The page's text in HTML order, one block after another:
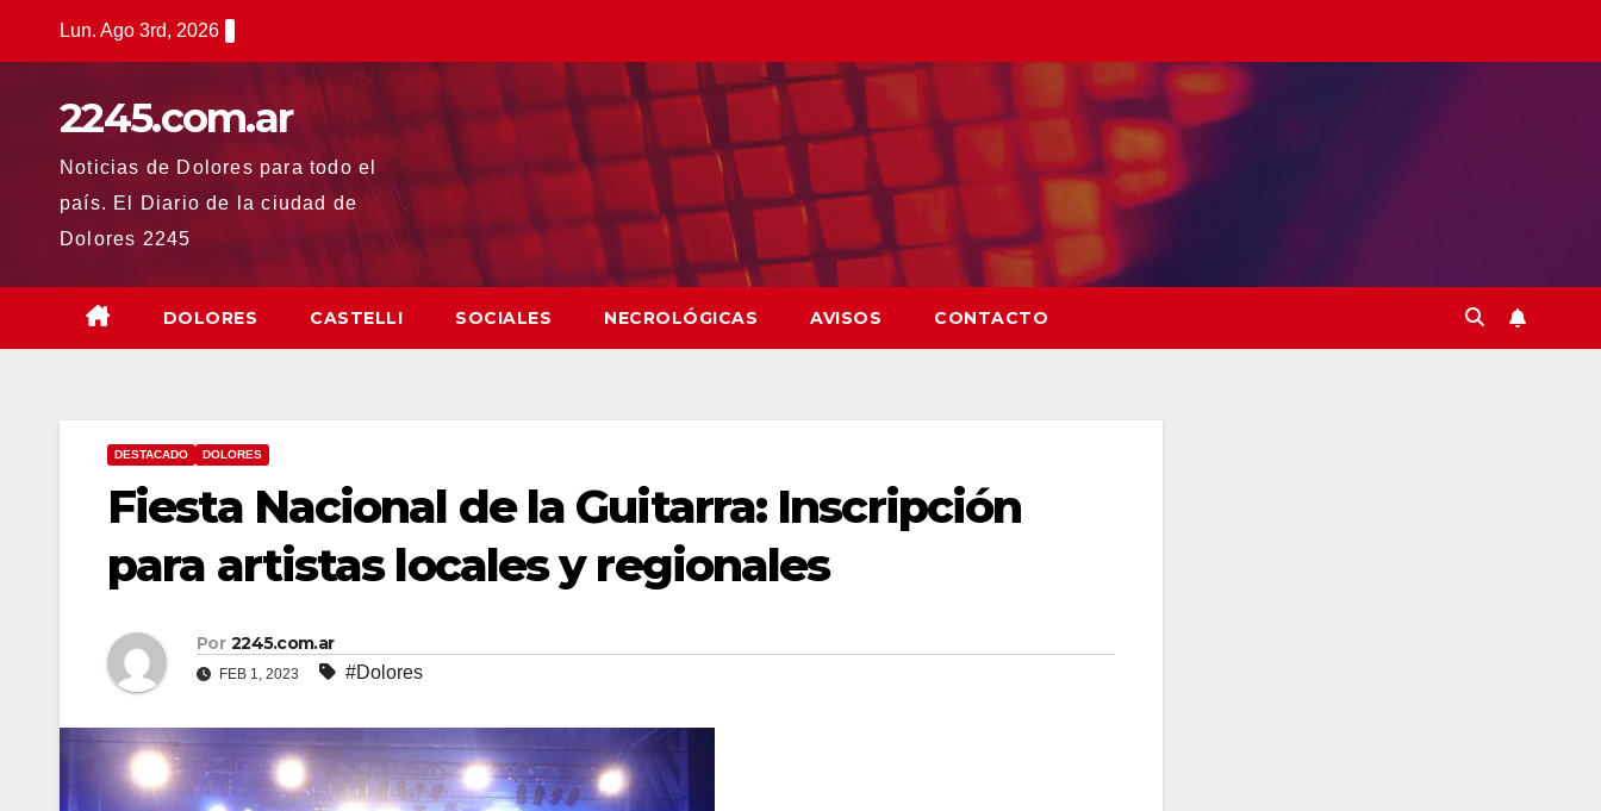
Lun. Ago 3rd, 2026
2245.com.ar
Noticias de Dolores para todo el
país. El Diario de la ciudad de
Dolores 2245
DOLORES CASTELLI SOCIALES NECROLÓGICAS AVISOS CONTACTO
DESTACADO DOLORES
Fiesta Nacional de la Guitarra: Inscripción
para artistas locales y regionales
Por 2245.com.ar
FEB 1, 2023 #Dolores